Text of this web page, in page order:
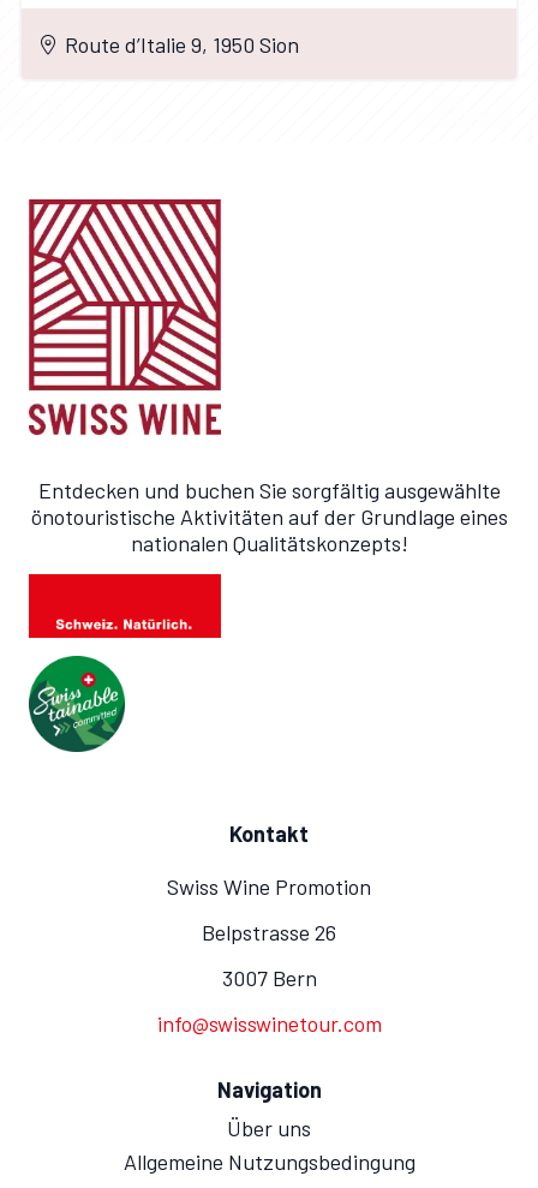
Route d’Italie 9, 1950 Sion
Entdecken und buchen Sie sorgfältig ausgewählte
önotouristische Aktivitäten auf der Grundlage eines
nationalen Qualitätskonzepts!
Kontakt
Swiss Wine Promotion
Belpstrasse 26
3007 Bern
info@swisswinetour.com
Navigation
Über uns
Allgemeine Nutzungsbedingung